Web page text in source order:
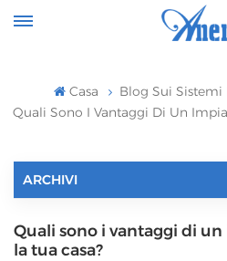
Casa
Blog Sui Sistemi
Quali Sono I Vantaggi Di Un
ARCHIVI
Quali sono i vantaggi di
la tua casa?